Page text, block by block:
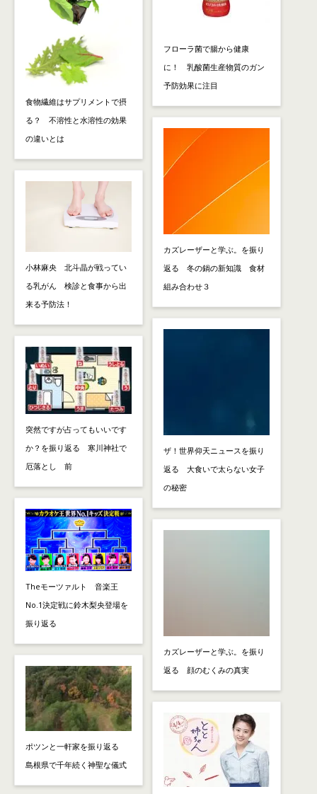
食物繊維はサプリメントで摂
る？ 不溶性と水溶性の効果
の違いとは
小林麻央 北斗晶が戦ってい
る乳がん 検診と食事から出
来る予防法！
突然ですが占ってもいいです
か？を振り返る 寒川神社で
厄落とし 前
Theモーツァルト 音楽王
No.1決定戦に鈴木梨央登場を
振り返る
ポツンと一軒家を振り返る
島根県で千年続く神聖な儀式
フローラ菌で腸から健康
に！ 乳酸菌生産物質のガン
予防効果に注目
カズレーザーと学ぶ。を振り
返る 冬の鍋の新知識 食材
組み合わせ３
ザ！世界仰天ニュースを振り
返る 大食いで太らない女子
の秘密
カズレーザーと学ぶ。を振り
返る 顔のむくみの真実